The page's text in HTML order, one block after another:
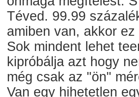
Téved. 99.99
amiben van, akkor
Sok mindent lehet
kipróbálja azt hogy
még csak az "ön"
Van egy hihetetlen